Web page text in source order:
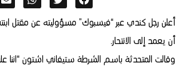
أعلن رجل كندي عبر “فيسبوك” مسؤوليته عن مقتل
أن يعمد إلى الانتحار.
وقالت المتحدثة باسم الشرطة ستيفاني اشتون “اننا